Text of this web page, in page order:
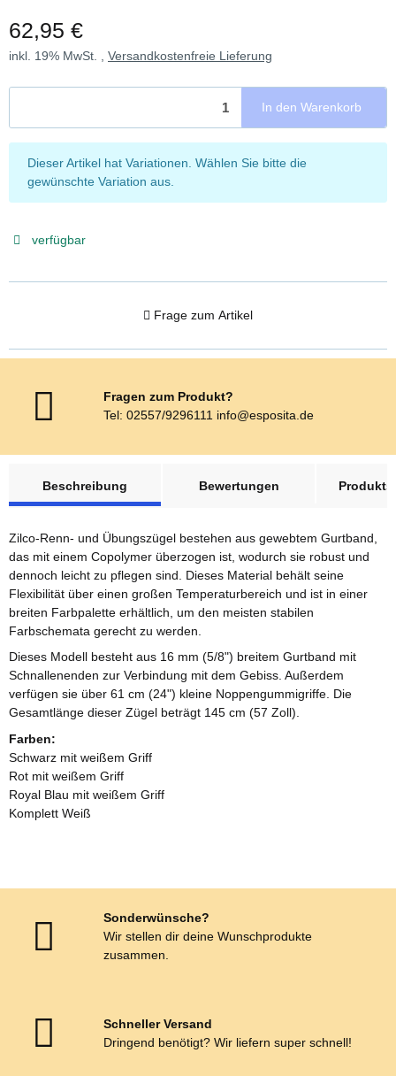
62,95 €
inkl. 19% MwSt. , Versandkostenfreie Lieferung
In den Warenkorb
x
Dieser Artikel hat Variationen. Wählen Sie bitte die
gewünschte Variation aus.
verfügbar
Frage zum Artikel
Fragen zum Produkt?
Tel: 02557/9296111 info@esposita.de
Beschreibung
Bewertungen
Zilco-Renn- und Übungszügel bestehen aus gewebtem Gurtband,
das mit einem Copolymer überzogen ist, wodurch sie robust und
dennoch leicht zu pflegen sind. Dieses Material behält seine
Flexibilität über einen großen Temperaturbereich und ist in einer
breiten Farbpalette erhältlich, um den meisten stabilen
Farbschemata gerecht zu werden.
Dieses Modell besteht aus 16 mm (5/8") breitem Gurtband mit
Schnallenenden zur Verbindung mit dem Gebiss. Außerdem
verfügen sie über 61 cm (24") kleine Noppengummigriffe. Die
Gesamtlänge dieser Zügel beträgt 145 cm (57 Zoll).
Farben:
Schwarz mit weißem Griff
Rot mit weißem Griff
Royal Blau mit weißem Griff
Komplett Weiß
Sonderwünsche?
Wir stellen dir deine Wunschprodukte
zusammen.
Schneller Versand
Dringend benötigt? Wir liefern super schnell!